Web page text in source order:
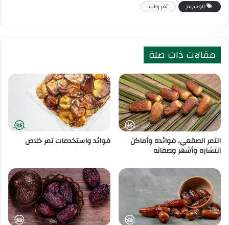
الوسوم تمر رطب
مقالات ذات صلة
التمر الصقعي، فوائده وأماكن
انتشاره وأشهر وصفاته
فوائد واستخدمات تمر خلاص